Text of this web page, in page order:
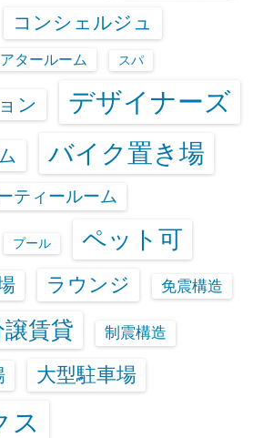
コンシェルジュ
タールーム スパ
ン デザイナーズ
バイク置き場
ティールーム
プール ペット可
ラウンジ 免震構造
譲賃貸 制震構造
大型駐車場
ス